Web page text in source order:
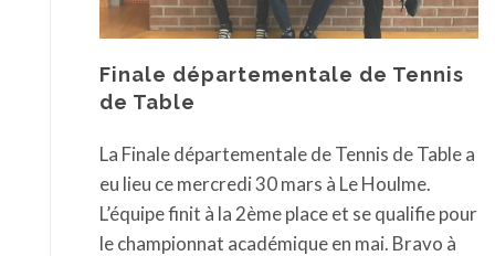
Finale départementale de Tennis
de Table
La Finale départementale de Tennis de Table a
eu lieu ce mercredi 30 mars à Le Houlme.
L’équipe finit à la 2ème place et se qualifie pour
le championnat académique en mai. Bravo à